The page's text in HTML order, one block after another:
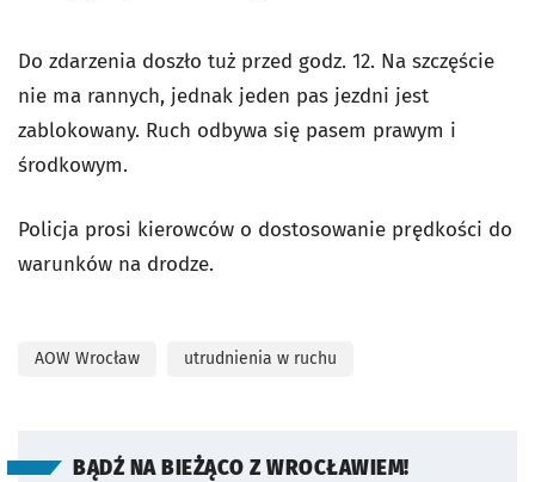
Do zdarzenia doszło tuż przed godz. 12. Na szczęście
nie ma rannych, jednak jeden pas jezdni jest
zablokowany. Ruch odbywa się pasem prawym i
środkowym.
Policja prosi kierowców o dostosowanie prędkości do
warunków na drodze.
AOW Wrocław utrudnienia w ruchu
BĄDŹ NA BIEŻĄCO Z WROCŁAWIEM!